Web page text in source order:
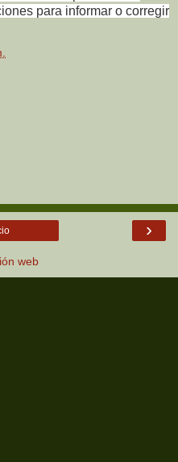
para informar o corregir
›
web